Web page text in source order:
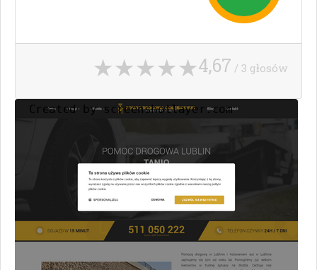
4,67 / 3 głosów